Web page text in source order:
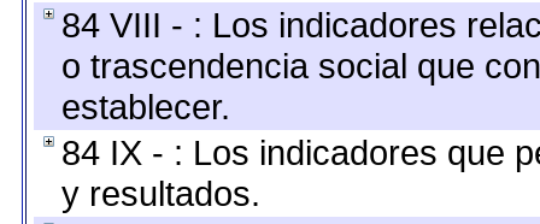
84 VIII - : Los indicadores
o trascendencia social que
establecer.
84 IX - : Los indicadores que
y resultados.